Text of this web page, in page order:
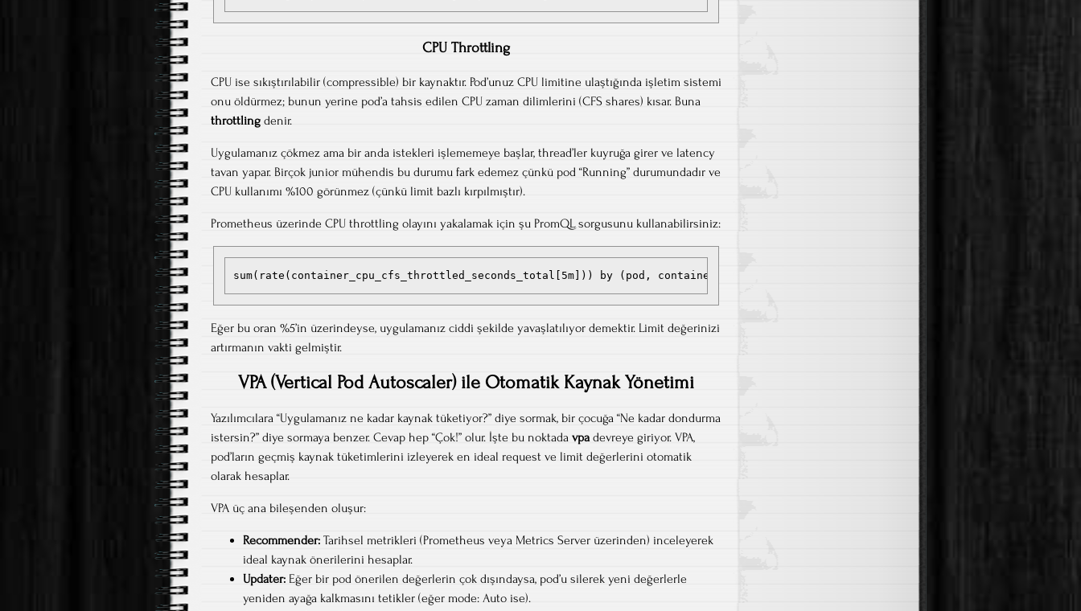
CPU Throttling
CPU ise sıkıştırılabilir (compressible) bir kaynaktır. Pod’unuz CPU limitine ulaştığında işletim sistemi
onu öldürmez; bunun yerine pod’a tahsis edilen CPU zaman dilimlerini (CFS shares) kısar. Buna
throttling denir.
Uygulamanız çökmez ama bir anda istekleri işlememeye başlar, thread’ler kuyruğa girer ve latency
tavan yapar. Birçok junior mühendis bu durumu fark edemez çünkü pod “Running” durumundadır ve
CPU kullanımı %100 görünmez (çünkü limit bazlı kırpılmıştır).
Prometheus üzerinde CPU throttling olayını yakalamak için şu PromQL sorgusunu kullanabilirsiniz:
sum(rate(container_cpu_cfs_throttled_seconds_total[5m])) by (pod, container) / sum(rate(container_cpu_usage_seconds_total[5m]))
Eğer bu oran %5’in üzerindeyse, uygulamanız ciddi şekilde yavaşlatılıyor demektir. Limit değerinizi
artırmanın vakti gelmiştir.
VPA (Vertical Pod Autoscaler) ile Otomatik Kaynak Yönetimi
Yazılımcılara “Uygulamanız ne kadar kaynak tüketiyor?” diye sormak, bir çocuğa “Ne kadar dondurma
istersin?” diye sormaya benzer. Cevap hep “Çok!” olur. İşte bu noktada vpadevreye giriyor. VPA,
pod’ların geçmiş kaynak tüketimlerini izleyerek en ideal request ve limit değerlerini otomatik
olarak hesaplar.
VPA üç ana bileşenden oluşur:
Recommender: Tarihsel metrikleri (Prometheus veya Metrics Server üzerinden) inceleyerek
ideal kaynak önerilerini hesaplar.
Updater: Eğer bir pod önerilen değerlerin çok dışındaysa, pod’u silerek yeni değerlerle
yeniden ayağa kalkmasını tetikler (eğer mode: Auto ise).